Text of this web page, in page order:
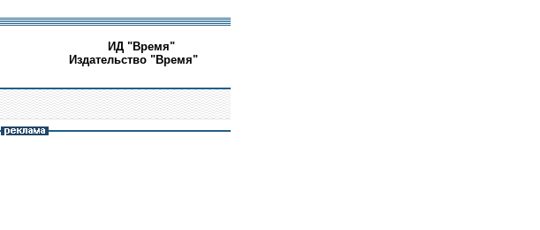
ИД "Время"
Издательство "Время"